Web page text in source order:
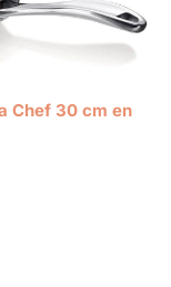
Chef 30 cm en